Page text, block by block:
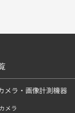
メラ・画像計測機器
メラ